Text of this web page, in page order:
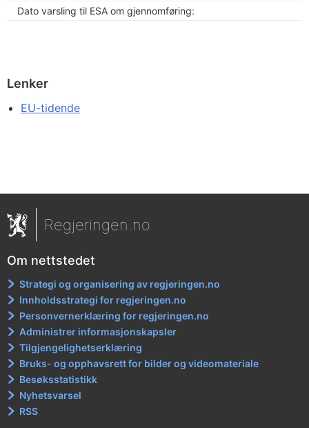
Dato varsling til ESA om gjennomføring:
Lenker
EU-tidende
Regjeringen.no
Om nettstedet
Strategi og organisering av regjeringen.no
Innholdsstrategi for regjeringen.no
Personvernerklæring for regjeringen.no
Administrer informasjonskapsler
Tilgjengelighetserklæring
Bruks- og opphavsrett for bilder og videomateriale
Besøksstatistikk
Nyhetsvarsel
RSS